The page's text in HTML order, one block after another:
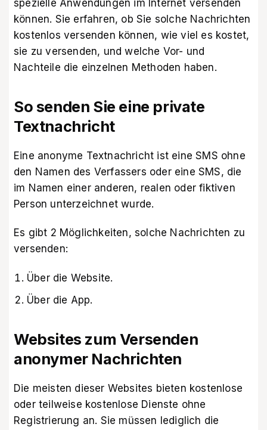
spezielle Anwendungen im Internet versenden
können. Sie erfahren, ob Sie solche Nachrichten
kostenlos versenden können, wie viel es kostet,
sie zu versenden, und welche Vor- und
Nachteile die einzelnen Methoden haben.
So senden Sie eine private
Textnachricht
Eine anonyme Textnachricht ist eine SMS ohne
den Namen des Verfassers oder eine SMS, die
im Namen einer anderen, realen oder fiktiven
Person unterzeichnet wurde.
Es gibt 2 Möglichkeiten, solche Nachrichten zu
versenden:
Über die Website.
Über die App.
Websites zum Versenden
anonymer Nachrichten
Die meisten dieser Websites bieten kostenlose
oder teilweise kostenlose Dienste ohne
Registrierung an. Sie müssen lediglich die